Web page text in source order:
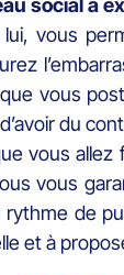
social à
vous
vous
du
vous
vous
rythme de
et à